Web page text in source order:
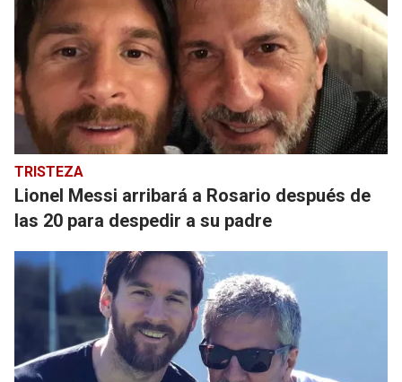
TRISTEZA
Lionel Messi arribará a Rosario después de
las 20 para despedir a su padre